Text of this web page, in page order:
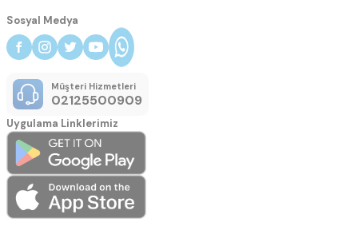
Sosyal Medya
Müşteri Hizmetleri
02125500909
Uygulama Linklerimiz